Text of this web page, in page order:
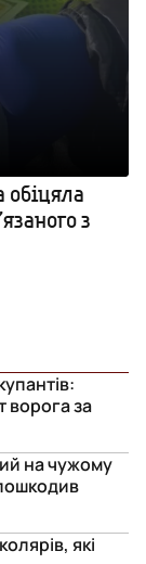
обіцяла
з
ворога за
на чужому
які